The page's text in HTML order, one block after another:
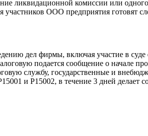
ликвидационной комиссии или
ООО предприятия готовят
дел фирмы, включая участие в
подается сообщение о начале
службу, государственные и
и Р15002, в течение 3 дней